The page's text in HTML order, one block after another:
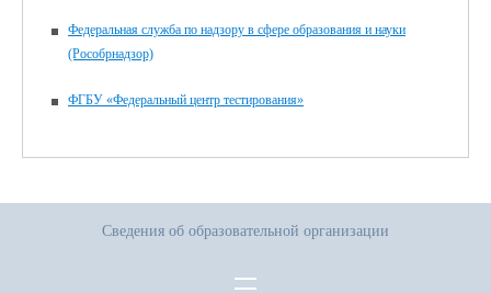
Федеральная служба по надзору в сфере образования и науки
(Рособрнадзор)
ФГБУ «Федеральный центр тестирования»
Сведения об образовательной организации